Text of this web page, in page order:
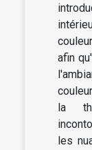
afin
la
les